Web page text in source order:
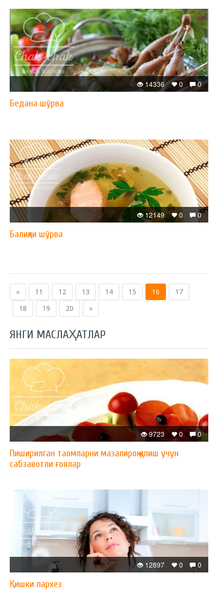
0
0
14336
Бедана шўрва
0
0
12149
Балиқли шўрва
« 11 12 13 14 15 16
17
18
19 20 »
ЯНГИ МАСЛАҲАТЛАР
0
0
9723
Пиширилган таомларни мазалироқ қилиш учун
сабзавотли ғоялар
0
0
12897
Қишки пархез